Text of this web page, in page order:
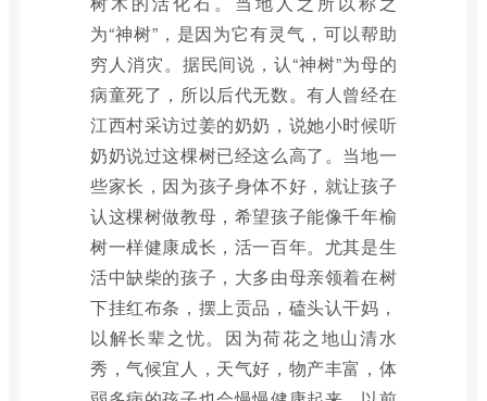
为“神树”，是因为它有灵气，可以帮助
穷人消灾。据民间说，认“神树”为母的
病童死了，所以后代无数。有人曾经在
江西村采访过姜的奶奶，说她小时候听
奶奶说过这棵树已经这么高了。当地一
些家长，因为孩子身体不好，就让孩子
认这棵树做教母，希望孩子能像千年榆
树一样健康成长，活一百年。尤其是生
活中缺柴的孩子，大多由母亲领着在树
下挂红布条，摆上贡品，磕头认干妈，
以解长辈之忧。因为荷花之地山清水
秀，气候宜人，天气好，物产丰富，体